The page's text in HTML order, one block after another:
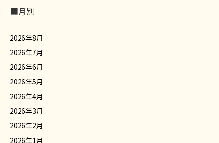
■月別
2026年8月
2026年7月
2026年6月
2026年5月
2026年4月
2026年3月
2026年2月
2026年1月